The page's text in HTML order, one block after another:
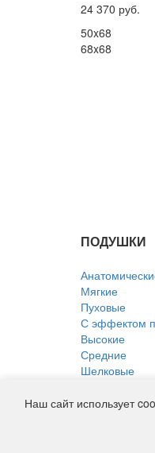
24 370 руб.
50x68
68x68
ПОДУШКИ
Мягкие
Пуховые
С эффектом
Высокие
Средние
Шелковые
Льняные
Наш сайт использует